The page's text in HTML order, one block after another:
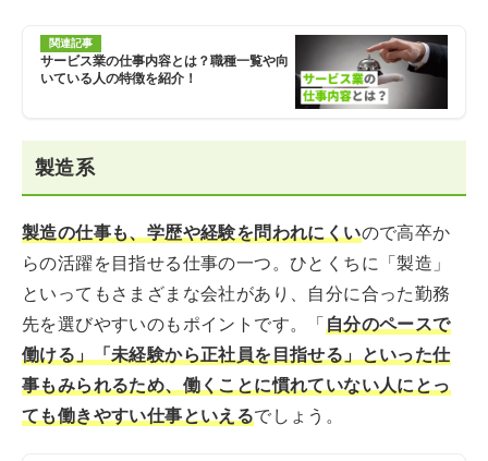
関連記事
サービス業の仕事内容とは？職種一覧や向
いている人の特徴を紹介！
製造系
製造の仕事も、学歴や経験を問われにくいので高卒か
らの活躍を目指せる仕事の一つ。ひとくちに「製造」
といってもさまざまな会社があり、自分に合った勤務
先を選びやすいのもポイントです。「 自分のペースで
働ける」「未経験から正社員を目指せる」といった仕
事もみられるため、働くことに慣れていない人にとっ
ても働きやすい仕事といえるでしょう。